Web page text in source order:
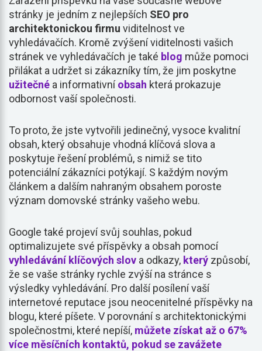
stránky je jedním z nejlepších SEO pro
architektonickou firmu viditelnost ve
vyhledávačích. Kromě zvýšení viditelnosti vašich
stránek ve vyhledávačích je také blog může pomoci
přilákat a udržet si zákazníky tím, že jim poskytne
užitečné a informativníobsah která prokazuje
odbornost vaší společnosti.
To proto, že jste vytvořili jedinečný, vysoce kvalitní
obsah, který obsahuje vhodná klíčová slova a
poskytuje řešení problémů, s nimiž se tito
potenciální zákazníci potýkají. S každým novým
článkem a dalším nahraným obsahem poroste
význam domovské stránky vašeho webu.
Google také projeví svůj souhlas, pokud
optimalizujete své příspěvky a obsah pomocí
vyhledávání klíčových slov a odkazy, který způsobí,
že se vaše stránky rychle zvýší na stránce s
výsledky vyhledávání. Pro další posílení vaší
internetové reputace jsou neocenitelné příspěvky na
blogu, které píšete. V porovnání s architektonickými
společnostmi, které nepíší, můžete získat až o 67%
více měsíčních kontaktů, pokud se zavážete